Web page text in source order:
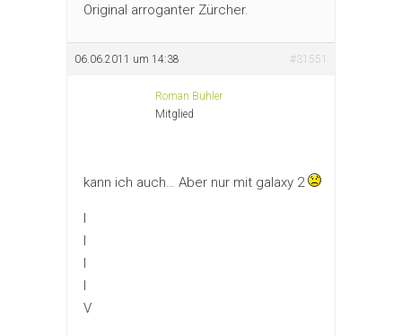
Original arroganter Zürcher.
06.06.2011 um 14:38 #31551
Roman Bühler
Mitglied
kann ich auch… Aber nur mit galaxy 2
I
I
I
I
V